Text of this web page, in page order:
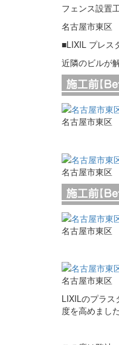
フェンス設置
名古屋市東
■LIXIL プレ
近隣のビルが
名古屋市東
名古屋市東
名古屋市東
名古屋市東
LIXILのプラス
度を高めました